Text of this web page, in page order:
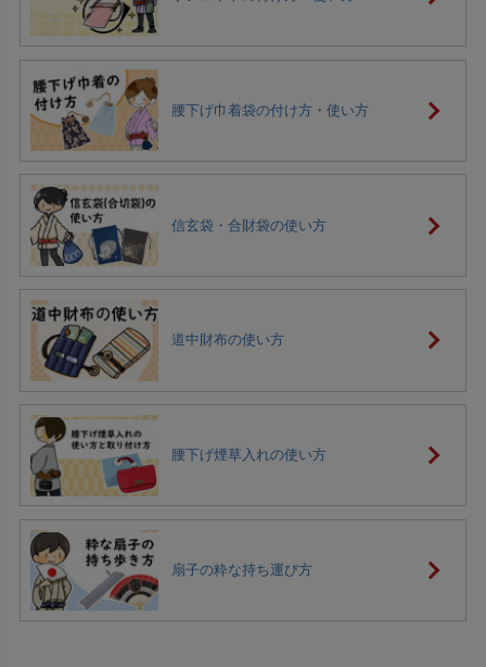
腰下げ巾着袋の付け方・使い方
信玄袋・合財袋の使い方
道中財布の使い方
腰下げ煙草入れの使い方
扇子の粋な持ち運び方